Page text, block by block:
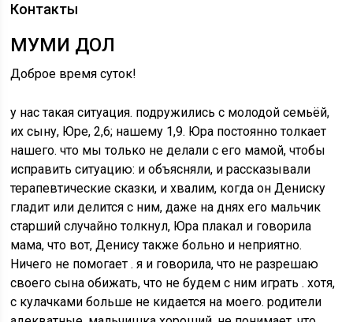
Контакты
МУМИ ДОЛ
Доброе время суток!
у нас такая ситуация. подружились с молодой семьёй,
их сыну, Юре, 2,6; нашему 1,9. Юра постоянно толкает
нашего. что мы только не делали с его мамой, чтобы
исправить ситуацию: и объясняли, и рассказывали
терапевтические сказки, и хвалим, когда он Дениску
гладит или делится с ним, даже на днях его мальчик
старший случайно толкнул, Юра плакал и говорила
мама, что вот, Денису также больно и неприятно.
Ничего не помогает . я и говорила, что не разрешаю
своего сына обижать, что не будем с ним играть . хотя,
с кулачками больше не кидается на моего. родители